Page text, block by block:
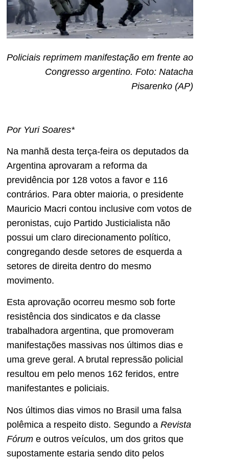
Policiais reprimem manifestação em frente ao
Congresso argentino. Foto: Natacha
Pisarenko (AP)
Por Yuri Soares*
Na manhã desta terça-feira os deputados da
Argentina aprovaram a reforma da
previdência por 128 votos a favor e 116
contrários. Para obter maioria, o presidente
Mauricio Macri contou inclusive com votos de
peronistas, cujo Partido Justicialista não
possui um claro direcionamento político,
congregando desde setores de esquerda a
setores de direita dentro do mesmo
movimento.
Esta aprovação ocorreu mesmo sob forte
resistência dos sindicatos e da classe
trabalhadora argentina, que promoveram
manifestações massivas nos últimos dias e
uma greve geral. A brutal repressão policial
resultou em pelo menos 162 feridos, entre
manifestantes e policiais.
Nos últimos dias vimos no Brasil uma falsa
polêmica a respeito disto. Segundo a Revista
Fórum e outros veículos, um dos gritos que
supostamente estaria sendo dito pelos